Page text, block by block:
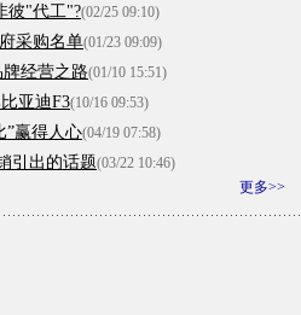
彼"代工"?(02/25 09:10)
采购名单(01/23 09:09)
经营之路(01/10 15:51)
亚迪F3(10/16 09:53)
”赢得人心(04/19 07:58)
引出的话题(03/22 10:46)
更多>>